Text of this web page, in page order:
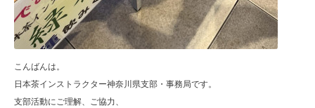
こんばんは。
日本茶インストラクター神奈川県支部・事務局です。
支部活動にご理解、ご協力、